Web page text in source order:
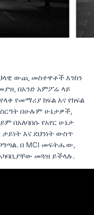
ውጪ መስተዋቶች እንከን
በአንድ አምፖሬ ላይ
የመማሪያ ክፍል እና የክፍል
ስርዓት በሁሉም ሁኔታዎች,
በአለባበሱ የአየር ሁኔታ
እና ደህንነት ውስጥ
በ MCI መፍትሔው,
መጓዝ ይችላሉ.